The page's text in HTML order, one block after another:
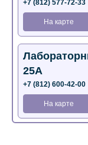
+7 (812) 577-72-33
На карте
25А
+7 (812) 600-42-00
На карте